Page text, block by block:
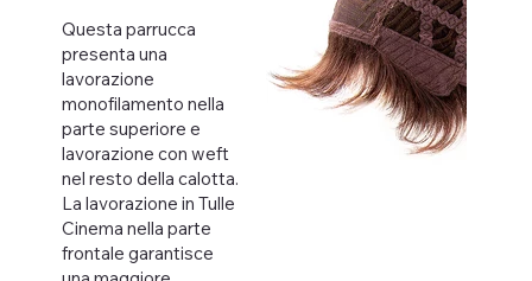
Questa parrucca
presenta una
lavorazione
monofilamento nella
parte superiore e
lavorazione con weft
nel resto della calotta.
La lavorazione in Tulle
Cinema nella parte
frontale garantisce